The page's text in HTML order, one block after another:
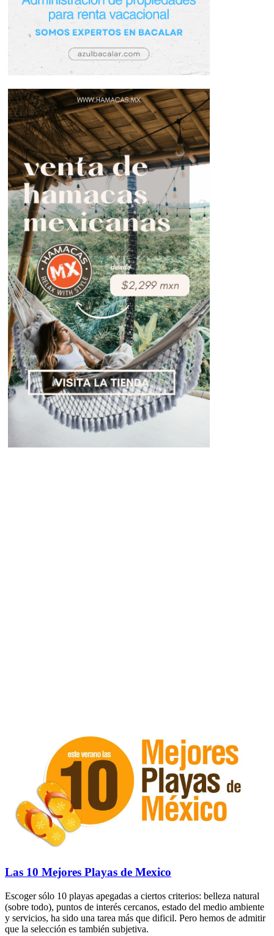
Las 10 Mejores Playas de Mexico
Escoger sólo 10 playas apegadas a ciertos criterios: belleza natural
(sobre todo), puntos de interés cercanos, estado del medio ambiente
y servicios, ha sido una tarea más que dificil. Pero hemos de admitir
que la selección es también subjetiva.